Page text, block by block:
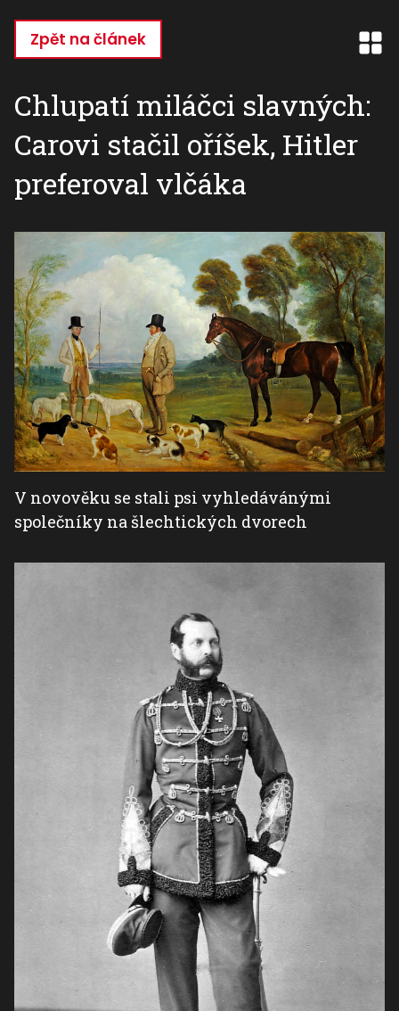
hlavnímu
Zpět na článek
Chlupatí miláčci slavných:
Carovi stačil oříšek, Hitler
preferoval vlčáka
V novověku se stali psi vyhledávánými
společníky na šlechtických dvorech